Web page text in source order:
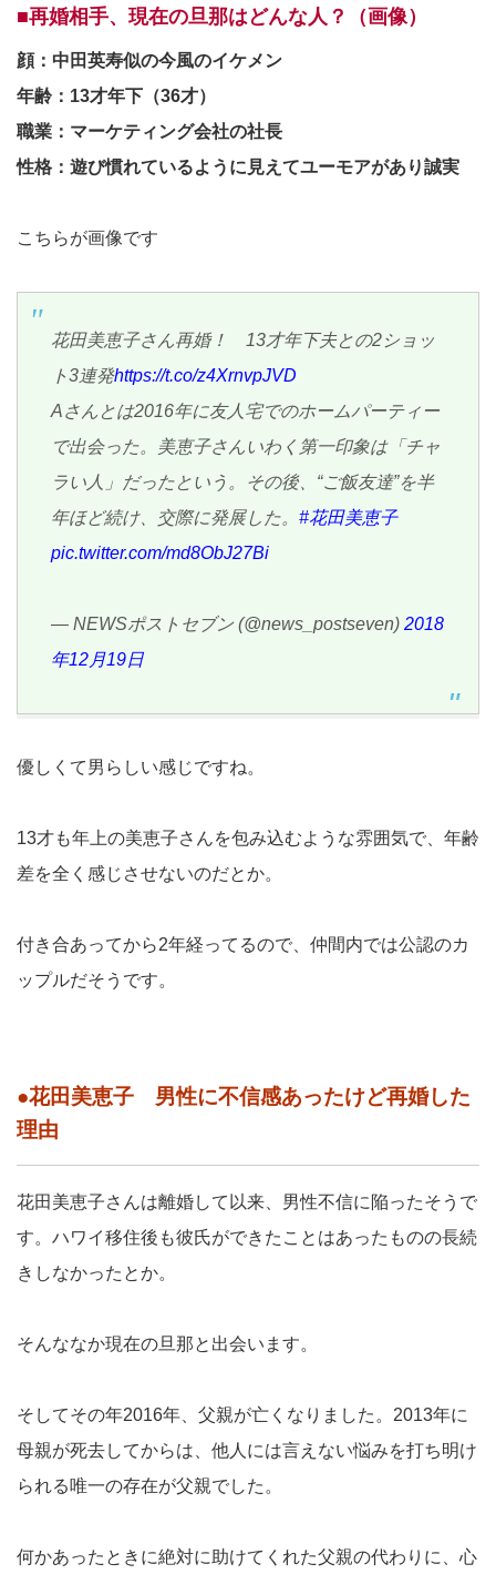
■再婚相手、現在の旦那はどんな人？（画像）
顔：中田英寿似の今風のイケメン
年齢：13才年下（36才）
職業：マーケティング会社の社長
性格：遊び慣れているように見えてユーモアがあり誠実
こちらが画像です
花田美恵子さん再婚！ 13才年下夫との2ショッ
ト3連発https://t.co/z4XrnvpJVD
Aさんとは2016年に友人宅でのホームパーティー
で出会った。美恵子さんいわく第一印象は「チャ
ラい人」だったという。その後、“ご飯友達”を半
年ほど続け、交際に発展した。 #花田美恵子
pic.twitter.com/md8ObJ27Bi
— NEWSポストセブン (@news_postseven) 2018
年12月19日
優しくて男らしい感じですね。
13才も年上の美恵子さんを包み込むような雰囲気で、年齢
差を全く感じさせないのだとか。
付き合あってから2年経ってるので、仲間内では公認のカ
ップルだそうです。
●花田美恵子 男性に不信感あったけど再婚した
理由
花田美恵子さんは離婚して以来、男性不信に陥ったそうで
す。ハワイ移住後も彼氏ができたことはあったものの長続
きしなかったとか。
そんななか現在の旦那と出会います。
そしてその年2016年、父親が亡くなりました。2013年に
母親が死去してからは、他人には言えない悩みを打ち明け
られる唯一の存在が父親でした。
何かあったときに絶対に助けてくれた父親の代わりに、心